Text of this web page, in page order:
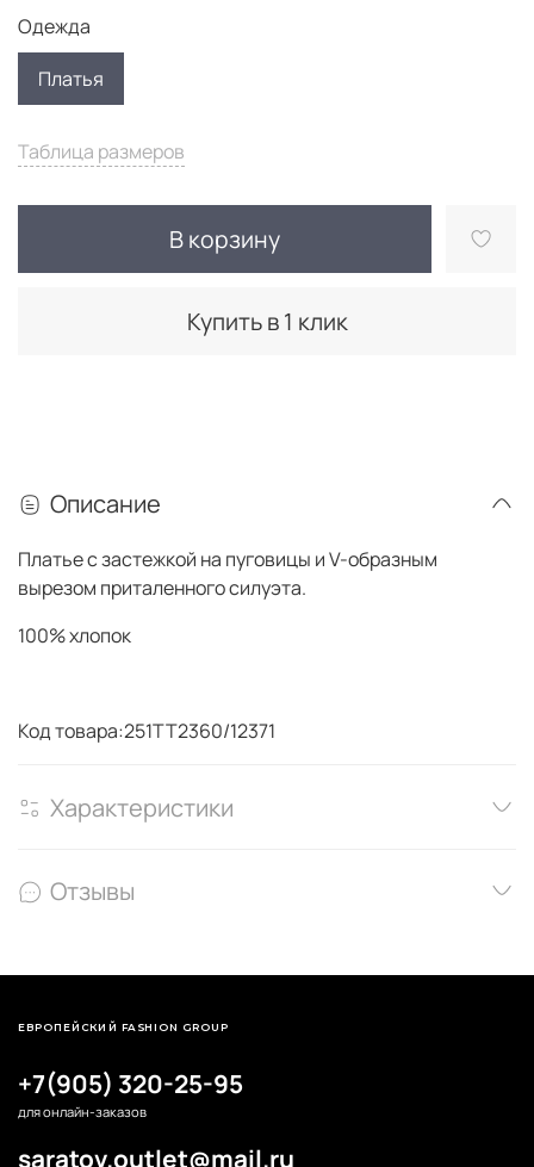
Таблица размеров
В корзину
Купить в 1 клик
Одежда
Платья
Описание
Платье с застежкой на пуговицы и V-образным
вырезом приталенного силуэта.
100% хлопок
Код товара:251TT2360/12371
Характеристики
Отзывы
+7(905) 320-25-95
для онлайн-заказов
saratov.outlet@mail.ru
ЕВРОПЕЙСКИЙ FASHION GROUP